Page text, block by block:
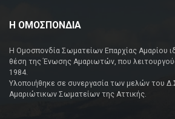
Η ΟΜΟΣΠΟΝΔΙΑ
Η Ομοσπονδία Σωματείων Επαρχίας Αμαρίου
θέση της Ένωσης Αμαριωτών, που
1984.
Υλοποιήθηκε σε συνεργασία των μελών του
Αμαριώτικων Σωματείων της Αττικής.